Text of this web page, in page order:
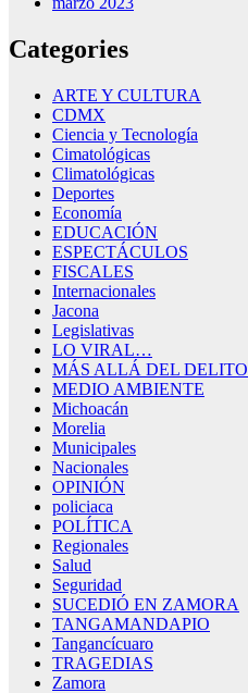
Categories
ARTE Y CULTURA
CDMX
Ciencia y Tecnología
Cimatológicas
Climatológicas
Deportes
Economía
EDUCACIÓN
ESPECTÁCULOS
FISCALES
Internacionales
Jacona
Legislativas
LO VIRAL…
MÁS ALLÁ DEL DELITO
MEDIO AMBIENTE
Michoacán
Morelia
Municipales
Nacionales
OPINIÓN
policiaca
POLÍTICA
Regionales
Salud
Seguridad
SUCEDIÓ EN ZAMORA
TANGAMANDAPIO
Tangancícuaro
TRAGEDIAS
Zamora